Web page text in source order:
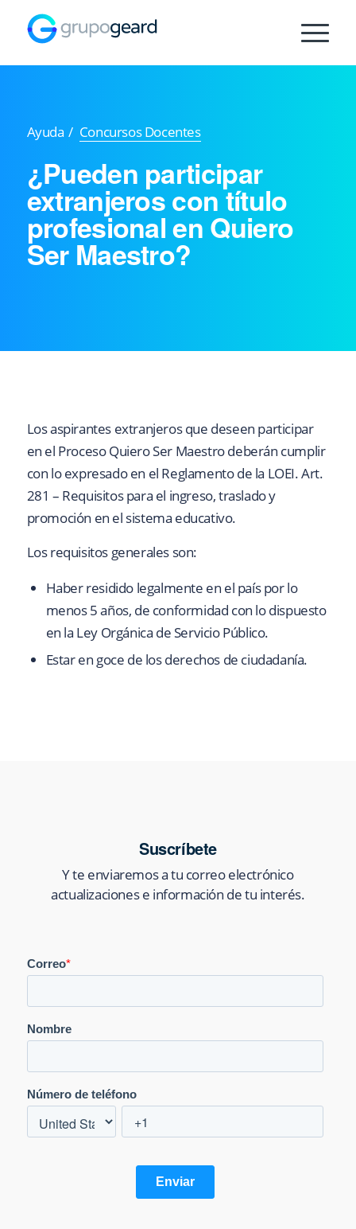
Ayuda / Concursos Docentes
¿Pueden participar
extranjeros con título
profesional en Quiero
Ser Maestro?
Los aspirantes extranjeros que deseen participar
en el Proceso Quiero Ser Maestro deberán cumplir
con lo expresado en el Reglamento de la LOEI. Art.
281 – Requisitos para el ingreso, traslado y
promoción en el sistema educativo.
Los requisitos generales son:
Haber residido legalmente en el país por lo
menos 5 años, de conformidad con lo dispuesto
en la Ley Orgánica de Servicio Público.
Estar en goce de los derechos de ciudadanía.
Suscríbete
Y te enviaremos a tu correo electrónico
actualizaciones e información de tu interés.